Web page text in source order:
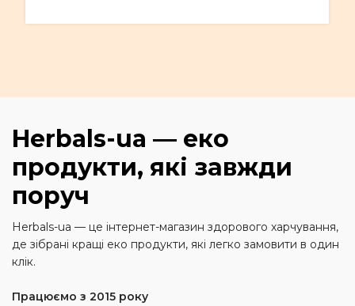
Herbals-ua — еко
продукти, які завжди
поруч
Herbals-ua — це інтернет-магазин здорового харчування,
де зібрані кращі еко продукти, які легко замовити в один
клік.
Працюємо з 2015 року